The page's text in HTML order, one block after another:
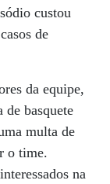
custou
de
da equipe,
basquete
multa de
o time.
na